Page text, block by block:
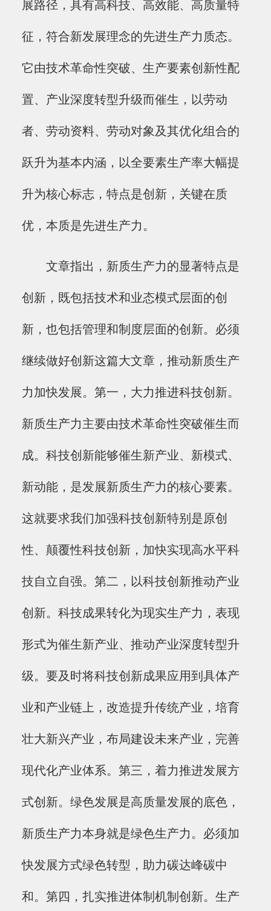
展路径，具有高科技、高效能、高质量特
征，符合新发展理念的先进生产力质态。
它由技术革命性突破、生产要素创新性配
置、产业深度转型升级而催生，以劳动
者、劳动资料、劳动对象及其优化组合的
跃升为基本内涵，以全要素生产率大幅提
升为核心标志，特点是创新，关键在质
优，本质是先进生产力。
文章指出，新质生产力的显著特点是
创新，既包括技术和业态模式层面的创
新，也包括管理和制度层面的创新。必须
继续做好创新这篇大文章，推动新质生产
力加快发展。第一，大力推进科技创新。
新质生产力主要由技术革命性突破催生而
成。科技创新能够催生新产业、新模式、
新动能，是发展新质生产力的核心要素。
这就要求我们加强科技创新特别是原创
性、颠覆性科技创新，加快实现高水平科
技自立自强。第二，以科技创新推动产业
创新。科技成果转化为现实生产力，表现
形式为催生新产业、推动产业深度转型升
级。要及时将科技创新成果应用到具体产
业和产业链上，改造提升传统产业，培育
壮大新兴产业，布局建设未来产业，完善
现代化产业体系。第三，着力推进发展方
式创新。绿色发展是高质量发展的底色，
新质生产力本身就是绿色生产力。必须加
快发展方式绿色转型，助力碳达峰碳中
和。第四，扎实推进体制机制创新。生产